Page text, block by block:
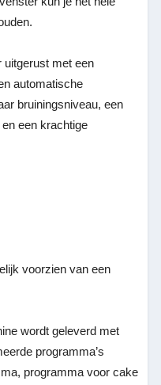
uitgerust met een
automatische
bruiningsniveau, een
een krachtige
voorzien van een
wordt geleverd met
programma’s
programma voor cake